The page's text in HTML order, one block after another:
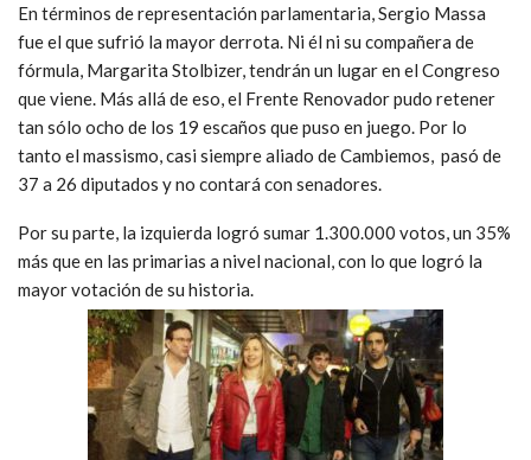
En términos de representación parlamentaria, Sergio Massa
fue el que sufrió la mayor derrota. Ni él ni su compañera de
fórmula, Margarita Stolbizer, tendrán un lugar en el Congreso
que viene. Más allá de eso, el Frente Renovador pudo retener
tan sólo ocho de los 19 escaños que puso en juego. Por lo
tanto el massismo, casi siempre aliado de Cambiemos, pasó de
37 a 26 diputados y no contará con senadores.
Por su parte, la izquierda logró sumar 1.300.000 votos, un 35%
más que en las primarias a nivel nacional, con lo que logró la
mayor votación de su historia.